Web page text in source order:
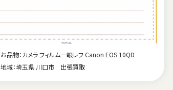
お品物：カメラ フィルム一眼レフ Canon EOS 10QD
地域：埼玉県 川口市 出張買取